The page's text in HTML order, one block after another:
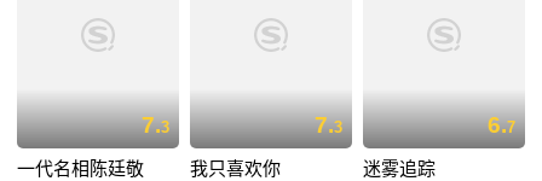
7.3
一代名相陈廷敬
7.3
我只喜欢你
6.7
迷雾追踪